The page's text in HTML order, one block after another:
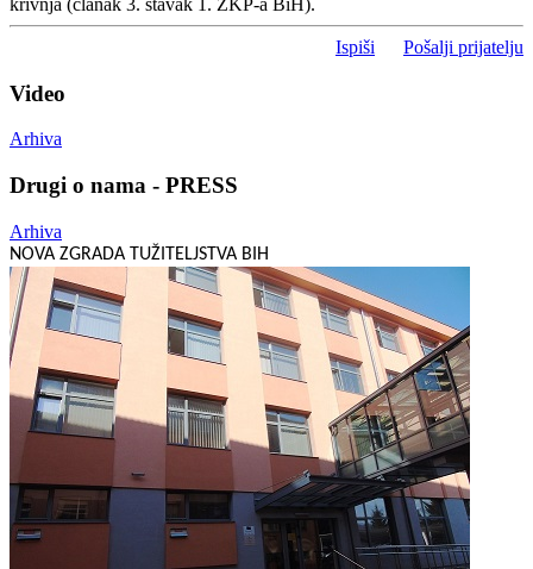
krivnja (članak 3. stavak 1. ZKP-a BiH).
Ispiši Pošalji prijatelju
Video
Arhiva
Drugi o nama - PRESS
Arhiva
NOVA ZGRADA TUŽITELJSTVA BIH